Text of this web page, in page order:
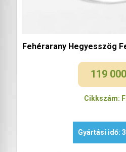
Fehérarany Hegyesszög
119 000
Cikkszám:
Gyártási idő: